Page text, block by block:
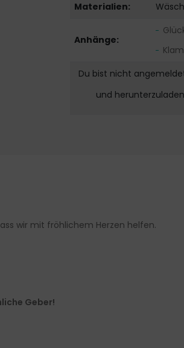
Materialien:
Anhänge:
Du bist nicht
und
wir mit fröhlichem Herzen helfen.
Geber!